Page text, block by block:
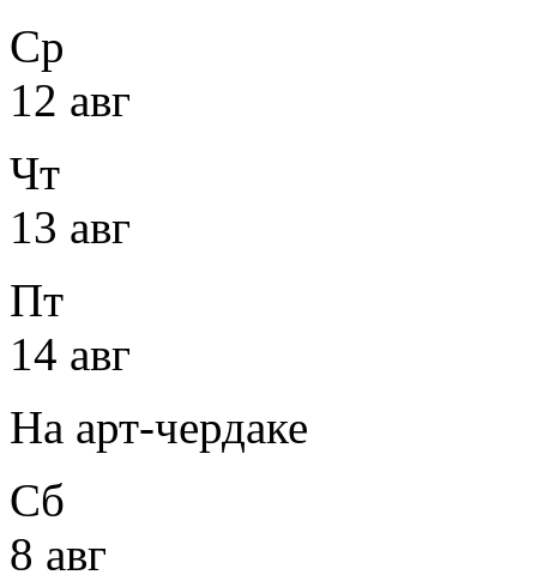
Ср
12 авг
Чт
13 авг
Пт
14 авг
На арт-чердаке
Сб
8 авг